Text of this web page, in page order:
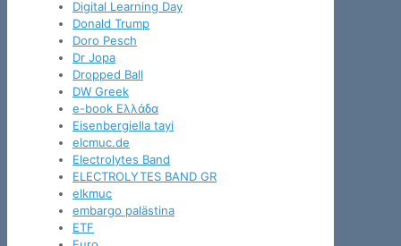
Digital Learning Day
Donald Trump
Doro Pesch
Dr Jopa
Dropped Ball
DW Greek
e-book Ελλάδα
Eisenbergiella tayi
elcmuc.de
Electrolytes Band
ELECTROLYTES BAND GR
elkmuc
embargo palästina
ETF